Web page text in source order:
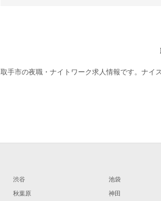
取手市の夜職・ナイトワーク求人情報です。ナイ
渋谷 池袋
秋葉原 神田